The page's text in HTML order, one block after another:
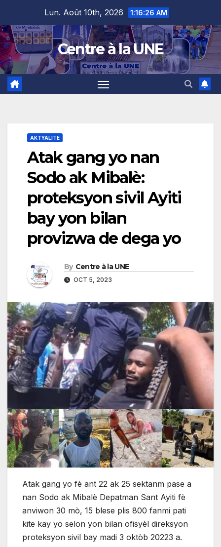
content
Lun. Août 10th, 2026 1:16:27 AM
Centre à la UNE
AKTYALITE
Atak gang yo nan
Sodo ak Mibalè:
proteksyon sivil Ayiti
bay yon bilan
provizwa de dega yo
By Centre à la UNE
OCT 5, 2023
Atak gang yo fè ant 22 ak 25 sektanm pase a
nan Sodo ak Mibalè Depatman Sant Ayiti fè
anviwon 30 mò, 15 blese plis 800 fanmi pati
kite kay yo selon yon bilan ofisyèl direksyon
proteksyon sivil bay madi 3 oktòb 20223 a.